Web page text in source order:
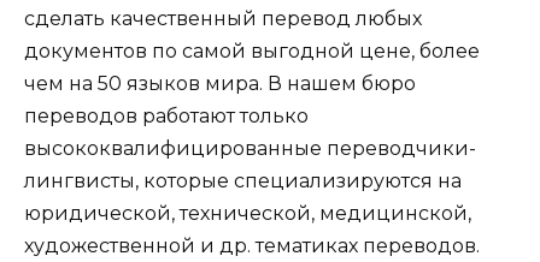
сделать качественный перевод любых
документов по самой выгодной цене, более
чем на 50 языков мира. В нашем бюро
переводов работают только
высококвалифицированные переводчики-
лингвисты, которые специализируются на
юридической, технической, медицинской,
художественной и др. тематиках переводов.